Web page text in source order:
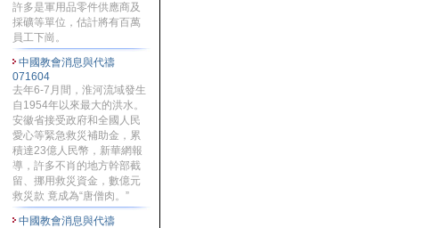
許多是軍用品零件供應商及
採礦等單位，估計將有百萬
員工下崗。
中國教會消息與代禱
071604
去年6-7月間，淮河流域發生
自1954年以來最大的洪水。
安徽省接受政府和全國人民
愛心等緊急救災補助金，累
積達23億人民幣，新華網報
導，許多不肖的地方幹部截
留、挪用救災資金，數億元
救災款 竟成為“唐僧肉。”
中國教會消息與代禱